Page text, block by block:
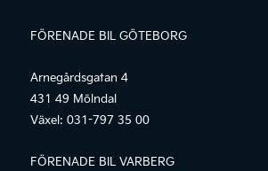
FÖRENADE BIL GÖTEBORG
Arnegårdsgatan 4
431 49 Mölndal
Växel: 031-797 35 00
FÖRENADE BIL VARBERG